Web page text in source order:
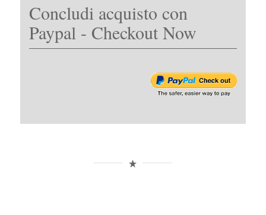
Concludi acquisto con
Paypal - Checkout Now